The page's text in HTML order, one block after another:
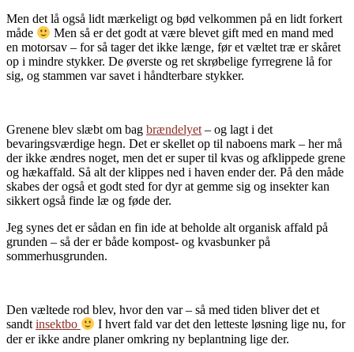
Men det lå også lidt mærkeligt og bød velkommen på en lidt forkert
måde
Men så er det godt at være blevet gift med en mand med
en motorsav – for så tager det ikke længe, før et væltet træ er skåret
op i mindre stykker. De øverste og ret skrøbelige fyrregrene lå for
sig, og stammen var savet i håndterbare stykker.
Grenene blev slæbt om bag brændelyet – og lagt i det
bevaringsværdige hegn. Det er skellet op til naboens mark – her må
der ikke ændres noget, men det er super til kvas og afklippede grene
og hækaffald. Så alt der klippes ned i haven ender der. På den måde
skabes der også et godt sted for dyr at gemme sig og insekter kan
sikkert også finde læ og føde der.
Jeg synes det er sådan en fin ide at beholde alt organisk affald på
grunden – så der er både kompost- og kvasbunker på
sommerhusgrunden.
Den væltede rod blev, hvor den var – så med tiden bliver det et
sandtinsektbo
I hvert fald var det den letteste løsning lige nu, for
der er ikke andre planer omkring ny beplantning lige der.